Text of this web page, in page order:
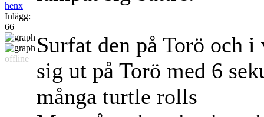
henx
Inlägg:
66
offline
Surfat den på Torö och
sig ut på Torö med 6
många turtle rolls